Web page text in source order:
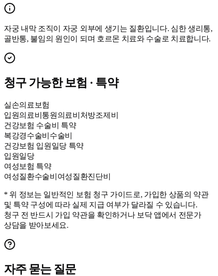
자궁 내막 조직이 자궁 외부에 생기는 질환입니다. 심한 생리통,
골반통, 불임의 원인이 되며 호르몬 치료와 수술로 치료합니다.
청구 가능한 보험 · 특약
실손의료보험
입원의료비 통원의료비 처방조제비
건강보험 수술비 특약
복강경수술비 수술비
건강보험 입원일당 특약
입원일당
여성보험 특약
여성질환수술비 여성질환진단비
* 위 정보는 일반적인 보험 청구 가이드로, 가입한 상품의 약관
및 특약 구성에 따라 실제 지급 여부가 달라질 수 있습니다.
청구 전 반드시 가입 약관을 확인하거나 보닥 앱에서 전문가
상담을 받아보세요.
자주 묻는 질문